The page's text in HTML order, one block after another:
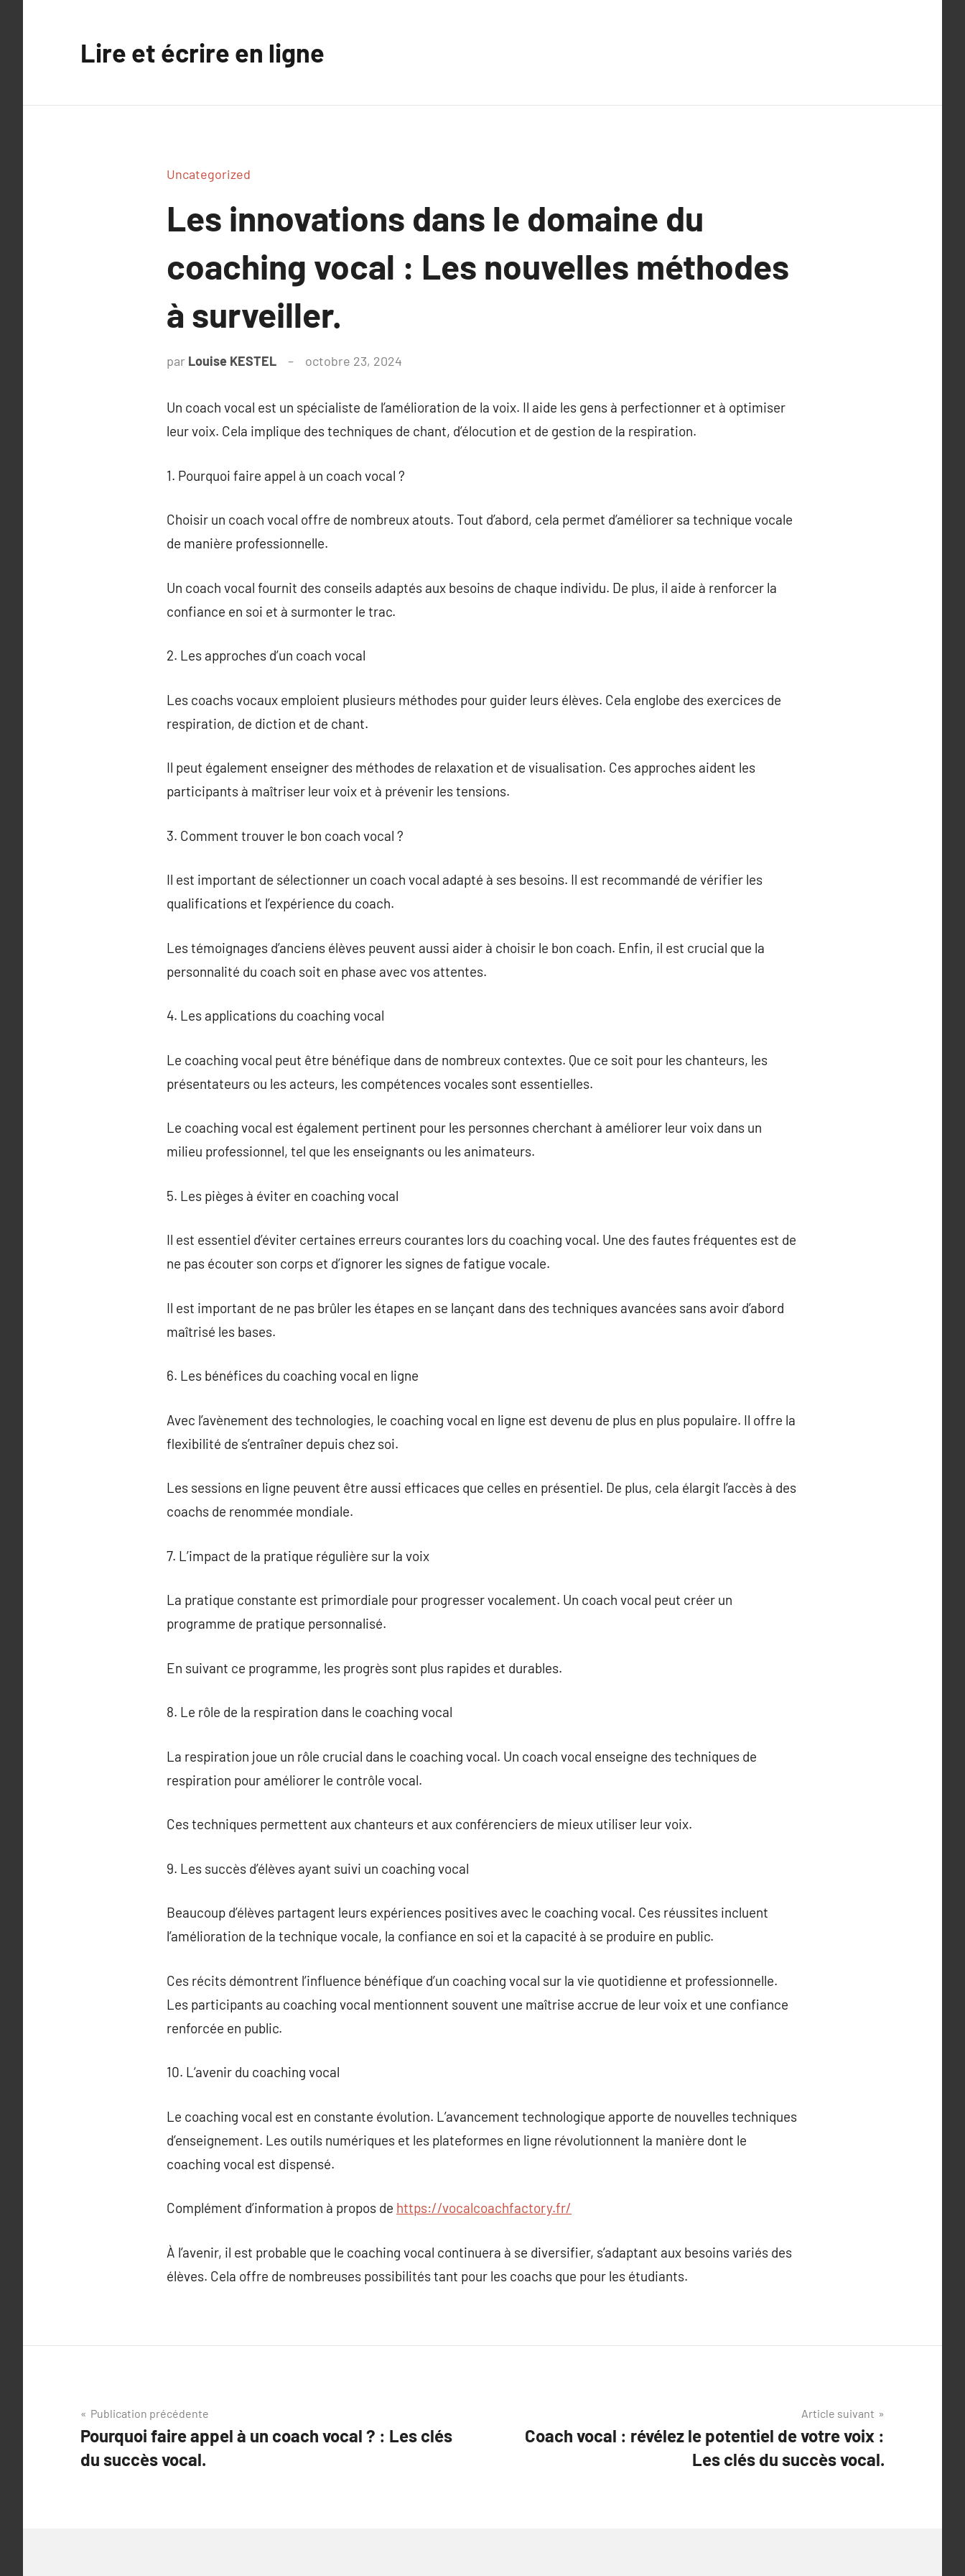
Lire et écrire en ligne
Uncategorized
Les innovations dans le domaine du
coaching vocal : Les nouvelles méthodes
à surveiller.
par Louise KESTEL octobre 23, 2024
Un coach vocal est un spécialiste de l’amélioration de la voix. Il aide les gens à perfectionner et à optimiser
leur voix. Cela implique des techniques de chant, d’élocution et de gestion de la respiration.
1. Pourquoi faire appel à un coach vocal ?
Choisir un coach vocal offre de nombreux atouts. Tout d’abord, cela permet d’améliorer sa technique vocale
de manière professionnelle.
Un coach vocal fournit des conseils adaptés aux besoins de chaque individu. De plus, il aide à renforcer la
confiance en soi et à surmonter le trac.
2. Les approches d’un coach vocal
Les coachs vocaux emploient plusieurs méthodes pour guider leurs élèves. Cela englobe des exercices de
respiration, de diction et de chant.
Il peut également enseigner des méthodes de relaxation et de visualisation. Ces approches aident les
participants à maîtriser leur voix et à prévenir les tensions.
3. Comment trouver le bon coach vocal ?
Il est important de sélectionner un coach vocal adapté à ses besoins. Il est recommandé de vérifier les
qualifications et l’expérience du coach.
Les témoignages d’anciens élèves peuvent aussi aider à choisir le bon coach. Enfin, il est crucial que la
personnalité du coach soit en phase avec vos attentes.
4. Les applications du coaching vocal
Le coaching vocal peut être bénéfique dans de nombreux contextes. Que ce soit pour les chanteurs, les
présentateurs ou les acteurs, les compétences vocales sont essentielles.
Le coaching vocal est également pertinent pour les personnes cherchant à améliorer leur voix dans un
milieu professionnel, tel que les enseignants ou les animateurs.
5. Les pièges à éviter en coaching vocal
Il est essentiel d’éviter certaines erreurs courantes lors du coaching vocal. Une des fautes fréquentes est de
ne pas écouter son corps et d’ignorer les signes de fatigue vocale.
Il est important de ne pas brûler les étapes en se lançant dans des techniques avancées sans avoir d’abord
maîtrisé les bases.
6. Les bénéfices du coaching vocal en ligne
Avec l’avènement des technologies, le coaching vocal en ligne est devenu de plus en plus populaire. Il offre la
flexibilité de s’entraîner depuis chez soi.
Les sessions en ligne peuvent être aussi efficaces que celles en présentiel. De plus, cela élargit l’accès à des
coachs de renommée mondiale.
7. L’impact de la pratique régulière sur la voix
La pratique constante est primordiale pour progresser vocalement. Un coach vocal peut créer un
programme de pratique personnalisé.
En suivant ce programme, les progrès sont plus rapides et durables.
8. Le rôle de la respiration dans le coaching vocal
La respiration joue un rôle crucial dans le coaching vocal. Un coach vocal enseigne des techniques de
respiration pour améliorer le contrôle vocal.
Ces techniques permettent aux chanteurs et aux conférenciers de mieux utiliser leur voix.
9. Les succès d’élèves ayant suivi un coaching vocal
Beaucoup d’élèves partagent leurs expériences positives avec le coaching vocal. Ces réussites incluent
l’amélioration de la technique vocale, la confiance en soi et la capacité à se produire en public.
Ces récits démontrent l’influence bénéfique d’un coaching vocal sur la vie quotidienne et professionnelle.
Les participants au coaching vocal mentionnent souvent une maîtrise accrue de leur voix et une confiance
renforcée en public.
10. L’avenir du coaching vocal
Le coaching vocal est en constante évolution. L’avancement technologique apporte de nouvelles techniques
d’enseignement. Les outils numériques et les plateformes en ligne révolutionnent la manière dont le
coaching vocal est dispensé.
Complément d’information à propos de https://vocalcoachfactory.fr/
À l’avenir, il est probable que le coaching vocal continuera à se diversifier, s’adaptant aux besoins variés des
élèves. Cela offre de nombreuses possibilités tant pour les coachs que pour les étudiants.
Navigation
de
l’article
Publication précédente
Pourquoi faire appel à un coach vocal ? : Les clés
du succès vocal.
Article suivant
Coach vocal : révélez le potentiel de votre voix :
Les clés du succès vocal.